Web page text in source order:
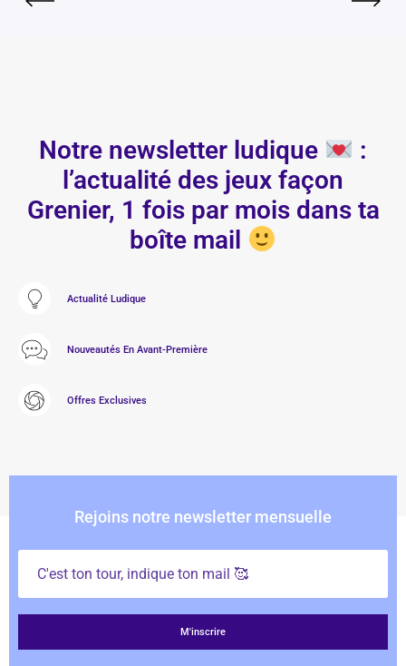
Notre newsletter ludique
:
l’actualité des jeux façon
Grenier, 1 fois par mois dans ta
boîte mail
Actualité Ludique
Nouveautés En Avant-Première
Offres Exclusives
Rejoins notre newsletter mensuelle